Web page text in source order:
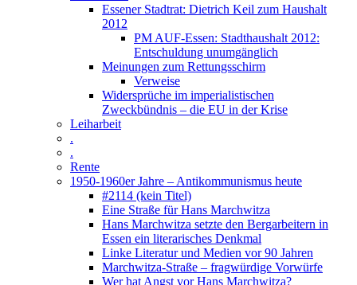
Essener Stadtrat: Dietrich Keil zum Haushalt
2012
PM AUF-Essen: Stadthaushalt 2012:
Entschuldung unumgänglich
Meinungen zum Rettungsschirm
Verweise
Widersprüche im imperialistischen
Zweckbündnis – die EU in der Krise
Leiharbeit
.
.
Rente
1950-1960er Jahre – Antikommunismus heute
#2114 (kein Titel)
Eine Straße für Hans Marchwitza
Hans Marchwitza setzte den Bergarbeitern in
Essen ein literarisches Denkmal
Linke Literatur und Medien vor 90 Jahren
Marchwitza-Straße – fragwürdige Vorwürfe
Wer hat Angst vor Hans Marchwitza?